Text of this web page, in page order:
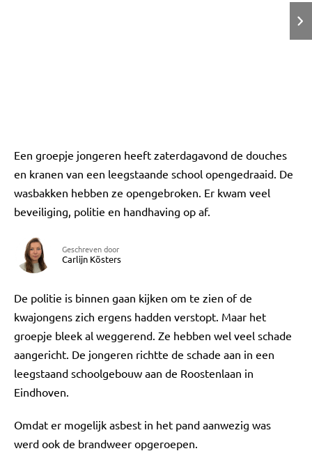
Een groepje jongeren heeft zaterdagavond de douches
en kranen van een leegstaande school opengedraaid. De
wasbakken hebben ze opengebroken. Er kwam veel
beveiliging, politie en handhaving op af.
Geschreven door
Carlijn Kösters
De politie is binnen gaan kijken om te zien of de
kwajongens zich ergens hadden verstopt. Maar het
groepje bleek al weggerend. Ze hebben wel veel schade
aangericht. De jongeren richtte de schade aan in een
leegstaand schoolgebouw aan de Roostenlaan in
Eindhoven.
Omdat er mogelijk asbest in het pand aanwezig was
werd ook de brandweer opgeroepen.